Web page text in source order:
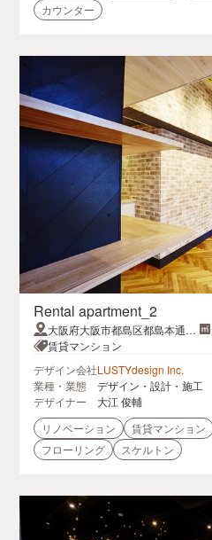
カウンター
Rental apartment_2
大阪府大阪市都島区都島本通2-
11-13
賃貸マンション
デザイン会社LUSTYdesign Inc.
業種・業態
デザイン・設計・施工
デザイナー
大江 俊輔
リノベーション
賃貸マンション
フローリング
スケルトン